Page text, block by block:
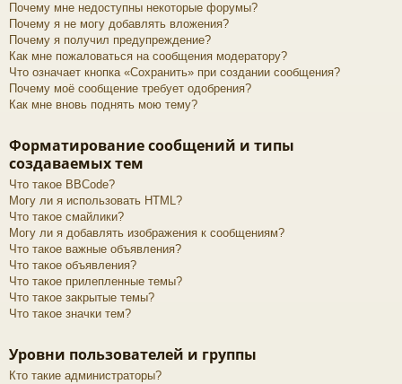
Почему мне недоступны некоторые форумы?
Почему я не могу добавлять вложения?
Почему я получил предупреждение?
Как мне пожаловаться на сообщения модератору?
Что означает кнопка «Сохранить» при создании сообщения?
Почему моё сообщение требует одобрения?
Как мне вновь поднять мою тему?
Форматирование сообщений и типы
создаваемых тем
Что такое BBCode?
Могу ли я использовать HTML?
Что такое смайлики?
Могу ли я добавлять изображения к сообщениям?
Что такое важные объявления?
Что такое объявления?
Что такое прилепленные темы?
Что такое закрытые темы?
Что такое значки тем?
Уровни пользователей и группы
Кто такие администраторы?